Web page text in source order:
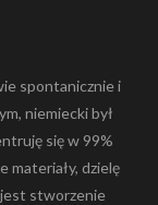
spontanicznie i
niemiecki był
się w 99%
materiały, dzielę
jest stworzenie